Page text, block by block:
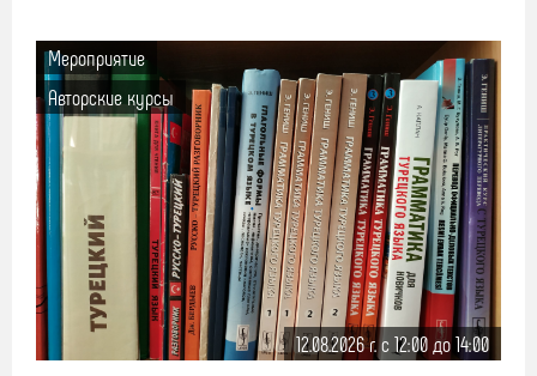
Мероприятие
Авторские курсы
12.08.2026 г. c 12:00 до 14:00